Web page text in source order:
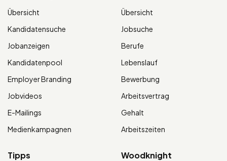
Übersicht
Kandidatensuche
Jobanzeigen
Kandidatenpool
Employer Branding
Jobvideos
E-Mailings
Medienkampagnen
Übersicht
Jobsuche
Berufe
Lebenslauf
Bewerbung
Arbeitsvertrag
Gehalt
Arbeitszeiten
Tipps Woodknight